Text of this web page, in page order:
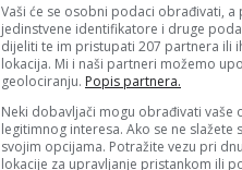
Vaši će se osobni podaci obrađivati, a
jedinstvene identifikatore i druge
dijeliti te im pristupati 207 partnera ili
lokacija. Mi i naši partneri možemo
geolociranju. Popis partnera.
Neki dobavljači mogu obrađivati vaše
legitimnog interesa. Ako se ne slažete
svojim opcijama. Potražite vezu pri
lokacije za upravljanje pristankom ili